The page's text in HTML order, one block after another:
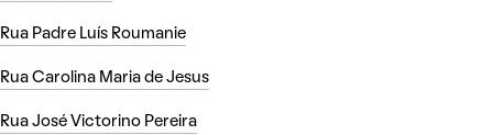
Rua Padre Luís Roumanie
Rua Carolina Maria de Jesus
Rua José Victorino Pereira